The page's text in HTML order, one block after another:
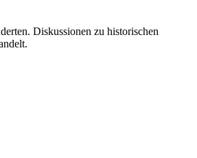
Diskussionen zu historischen